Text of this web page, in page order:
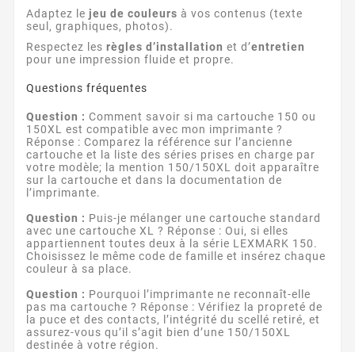
Adaptez le jeu de couleurs à vos contenus (texte
seul, graphiques, photos).
Respectez les règles d’installation et d’entretien
pour une impression fluide et propre.
Questions fréquentes
Question : Comment savoir si ma cartouche 150 ou
150XL est compatible avec mon imprimante ?
Réponse : Comparez la référence sur l’ancienne
cartouche et la liste des séries prises en charge par
votre modèle; la mention 150/150XL doit apparaître
sur la cartouche et dans la documentation de
l’imprimante.
Question : Puis-je mélanger une cartouche standard
avec une cartouche XL ? Réponse : Oui, si elles
appartiennent toutes deux à la série LEXMARK 150.
Choisissez le même code de famille et insérez chaque
couleur à sa place.
Question : Pourquoi l’imprimante ne reconnaît-elle
pas ma cartouche ? Réponse : Vérifiez la propreté de
la puce et des contacts, l’intégrité du scellé retiré, et
assurez-vous qu’il s’agit bien d’une 150/150XL
destinée à votre région.